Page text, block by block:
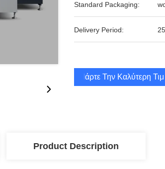
Standard Packaging:
Delivery Period:
Πάρτε Την Καλύτερη Τιμή
Product Description